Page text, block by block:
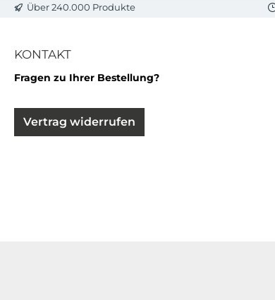
Über 240.000 Produkte
KONTAKT
Fragen zu Ihrer Bestellung?
Vertrag widerrufen